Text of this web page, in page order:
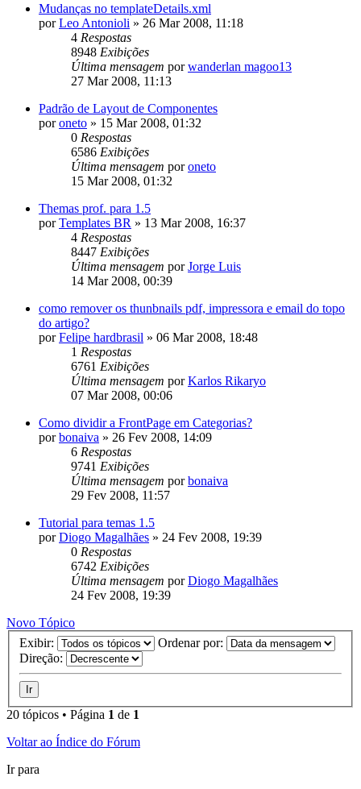
Mudanças no templateDetails.xml
porLeo Antonioli » 26 Mar 2008, 11:18
4 Respostas
8948 Exibições
Última mensagem porwanderlan magoo13
27 Mar 2008, 11:13
Padrão de Layout de Componentes
poroneto » 15 Mar 2008, 01:32
0 Respostas
6586 Exibições
Última mensagem poroneto
15 Mar 2008, 01:32
Themas prof. para 1.5
porTemplates BR » 13 Mar 2008, 16:37
4 Respostas
8447 Exibições
Última mensagem porJorge Luis
14 Mar 2008, 00:39
como remover os thunbnails pdf, impressora e email do topo
do artigo?
porFelipe hardbrasil » 06 Mar 2008, 18:48
1 Respostas
6761 Exibições
Última mensagem porKarlos Rikaryo
07 Mar 2008, 00:06
Como dividir a FrontPage em Categorias?
porbonaiva » 26 Fev 2008, 14:09
6 Respostas
9741 Exibições
Última mensagem porbonaiva
29 Fev 2008, 11:57
Tutorial para temas 1.5
porDiogo Magalhães » 24 Fev 2008, 19:39
0 Respostas
6742 Exibições
Última mensagem porDiogo Magalhães
24 Fev 2008, 19:39
Novo Tópico
Exibir:
Ordenar por:
Direção:
20 tópicos • Página 1 de 1
Voltar ao Índice do Fórum
Ir para